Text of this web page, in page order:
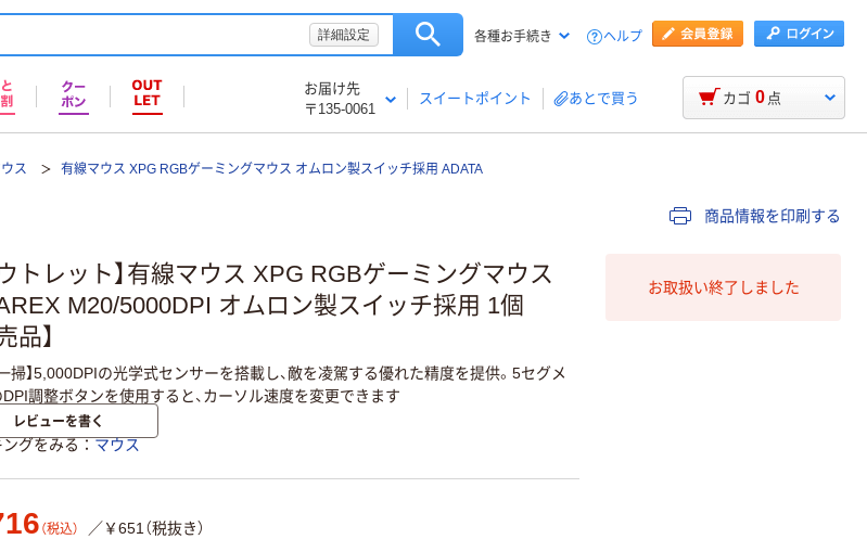
詳細設定 各種お手続き ヘルプ
お届け先
〒135-0061
スイートポイント あとで買う カゴ 0 点
ス 有線マウス XPG RGBゲーミングマウス オムロン製スイッチ採用 ADATA
商品情報を印刷する
ウトレット】有線マウス XPG RGBゲーミングマウス
M20/5000DPI オムロン製スイッチ採用 1個
品】
一掃】5,000DPIの光学式センサーを搭載し、敵を凌駕する優れた精度を提供。5セグメ
DPI調整ボタンを使用すると、カーソル速度を変更できます
レビューを書く
ングをみる マウス
（税込） ／￥651（税抜き）
お取扱い終了しました